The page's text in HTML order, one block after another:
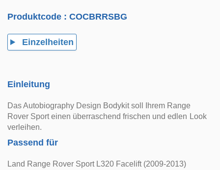
Produktcode :COCBRRSBG
Einzelheiten
Einleitung
Das Autobiography Design Bodykit soll Ihrem Range
Rover Sport einen überraschend frischen und edlen Look
verleihen.
Passend für
Land Range Rover Sport L320 Facelift (2009-2013)